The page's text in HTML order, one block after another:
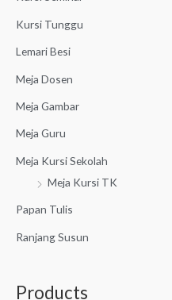
:
Kursi Tunggu
Lemari Besi
Meja Dosen
Meja Gambar
Meja Guru
Meja Kursi Sekolah
Meja Kursi TK
Papan Tulis
Ranjang Susun
Products